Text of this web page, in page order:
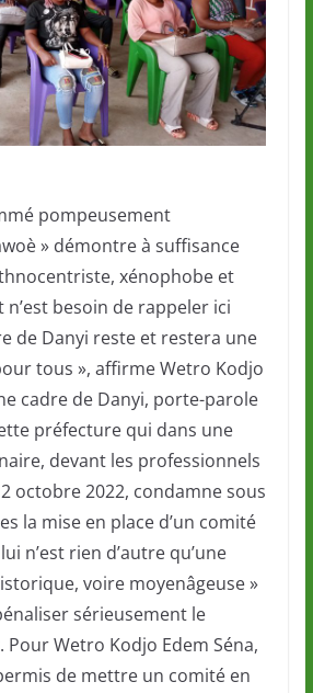
pompeusement
» démontre à suffisance
xénophobe et
n’est besoin de rappeler ici
de Danyi reste et restera une
tous », affirme Wetro Kodjo
cadre de Danyi, porte-parole
préfecture qui dans une
devant les professionnels
octobre 2022, condamne sous
la mise en place d’un comité
n’est rien d’autre qu’une
voire moyenâgeuse »
sérieusement le
Wetro Kodjo Edem Séna,
de mettre un comité en